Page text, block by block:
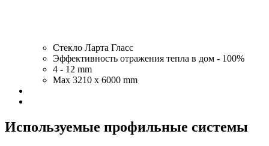
Стекло Ларта Гласс
Эффективность отражения тепла в дом - 100%
4 - 12 mm
Max 3210 x 6000 mm
Используемые профильные системы